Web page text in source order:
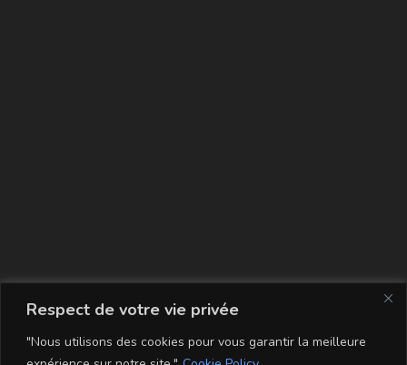
Respect de votre vie privée
"Nous utilisons des cookies pour vous garantir la meilleure
La carte